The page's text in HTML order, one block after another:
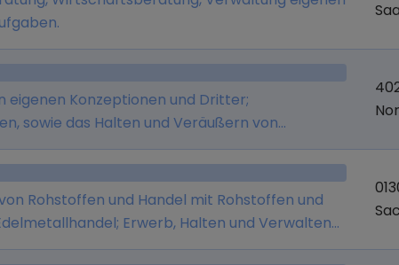
eigenen Konzeptionen und Dritter;
sowie das Halten und Veräußern von
Rohstoffen und Handel mit Rohstoffen und
Erwerb, Halten und Verwalten
gleich welcher Rechtsform sowie des eigenen